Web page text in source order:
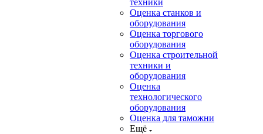
техники
Оценка станков и
оборудования
Оценка торгового
оборудования
Оценка строительной
техники и
оборудования
Оценка
технологического
оборудования
Оценка для таможни
Ещё